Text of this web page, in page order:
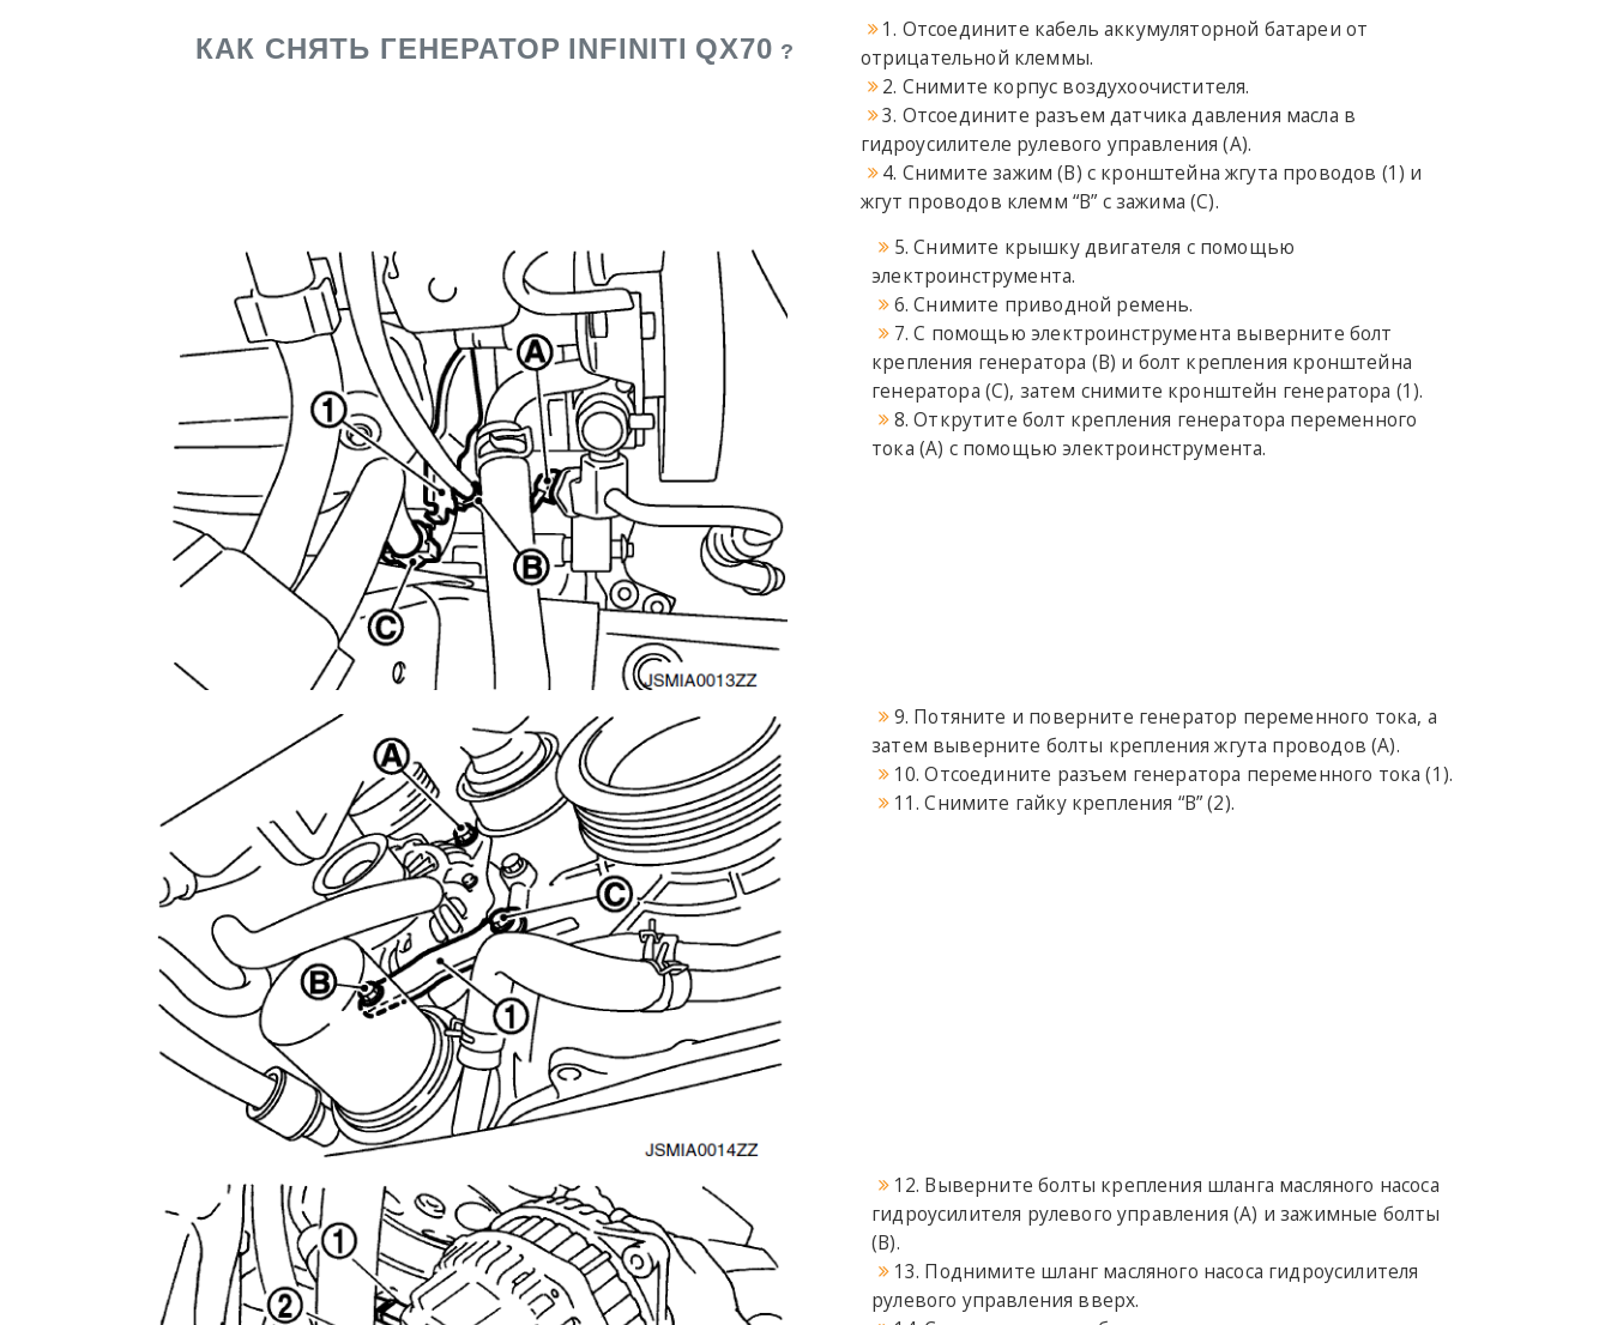
КАК СНЯТЬ ГЕНЕРАТОР INFINITI QX70 ?
1. Отсоедините кабель аккумуляторной батареи от
отрицательной клеммы.
2. Снимите корпус воздухоочистителя.
3. Отсоедините разъем датчика давления масла в
гидроусилителе рулевого управления (A).
4. Снимите зажим (B) с кронштейна жгута проводов (1) и
жгут проводов клемм “B” с зажима (C).
5. Снимите крышку двигателя с помощью
электроинструмента.
6. Снимите приводной ремень.
7. С помощью электроинструмента выверните болт
крепления генератора (B) и болт крепления кронштейна
генератора (C), затем снимите кронштейн генератора (1).
8. Открутите болт крепления генератора переменного
тока (A) с помощью электроинструмента.
9. Потяните и поверните генератор переменного тока, а
затем выверните болты крепления жгута проводов (A).
10. Отсоедините разъем генератора переменного тока (1).
11. Снимите гайку крепления “B” (2).
12. Выверните болты крепления шланга масляного насоса
гидроусилителя рулевого управления (A) и зажимные болты
(B).
13. Поднимите шланг масляного насоса гидроусилителя
рулевого управления вверх.